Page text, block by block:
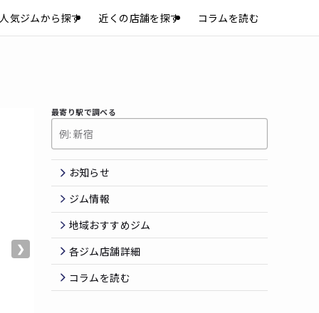
人気ジムから探す 近くの店舗を探す コラムを読む
❯
最寄り駅で調べる
お知らせ
ジム情報
地域おすすめジム
各ジム店舗詳細
コラムを読む